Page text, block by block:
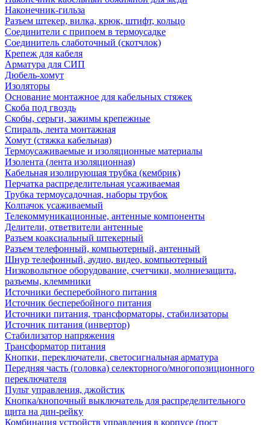
Наконечник-гильза
Разъем штекер, вилка, крюк, штифт, кольцо
Соединители с припоем в термоусадке
Соединитель слаботочный (скотчлок)
Крепеж для кабеля
Арматура для СИП
Дюбель-хомут
Изоляторы
Основание монтажное для кабельных стяжек
Скоба под гвоздь
Скобы, серьги, зажимы крепежные
Спираль, лента монтажная
Хомут (стяжка кабельная)
Термоусаживаемые и изоляционные материалы
Изолента (лента изоляционная)
Кабельная изолирующая трубка (кембрик)
Перчатка распределительная усаживаемая
Трубка термоусадочная, наборы трубок
Колпачок усаживаемый
Телекоммуникационные, антенные компоненты
Делители, ответвители антенные
Разъем коаксиальный штекерный
Разъем телефонный, компьютерный, антенный
Шнур телефонный, аудио, видео, компьютерный
Низковольтное оборудование, счетчики, молниезащита,
разъемы, клеммники
Источники бесперебойного питания
Источник бесперебойного питания
Источники питания, трансформаторы, стабилизаторы
Источник питания (инвертор)
Стабилизатор напряжения
Трансформатор питания
Кнопки, переключатели, светосигнальная арматура
Передняя часть (головка) селекторного/многопозиционного
переключателя
Пульт управления, джойстик
Кнопка/кнопочный выключатель для распределительного
щита на дин-рейку
Комбинация устройств управления в корпусе (пост